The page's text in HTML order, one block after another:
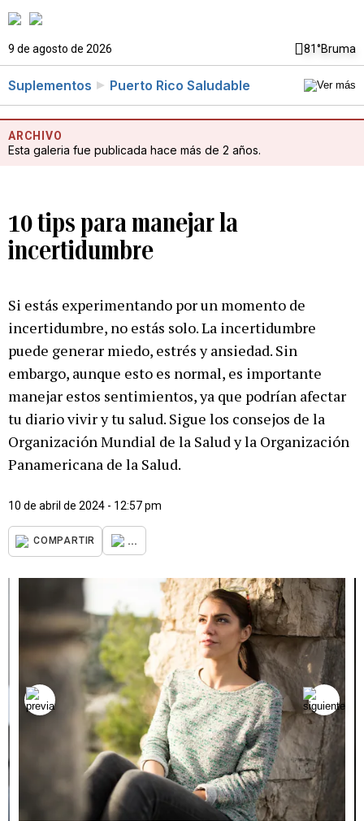
9 de agosto de 2026 81°Bruma
Suplementos Puerto Rico Saludable
ARCHIVO
Esta galeria fue publicada hace más de 2 años.
10 tips para manejar la
incertidumbre
Si estás experimentando por un momento de
incertidumbre, no estás solo. La incertidumbre
puede generar miedo, estrés y ansiedad. Sin
embargo, aunque esto es normal, es importante
manejar estos sentimientos, ya que podrían afectar
tu diario vivir y tu salud. Sigue los consejos de la
Organización Mundial de la Salud y la Organización
Panamericana de la Salud.
10 de abril de 2024 - 12:57 pm
COMPARTIR ...